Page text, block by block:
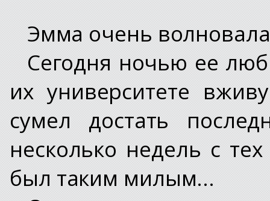
Эмма очень
Сегодня ночью ее
их университете
сумел достать
несколько недель с
был таким милым...